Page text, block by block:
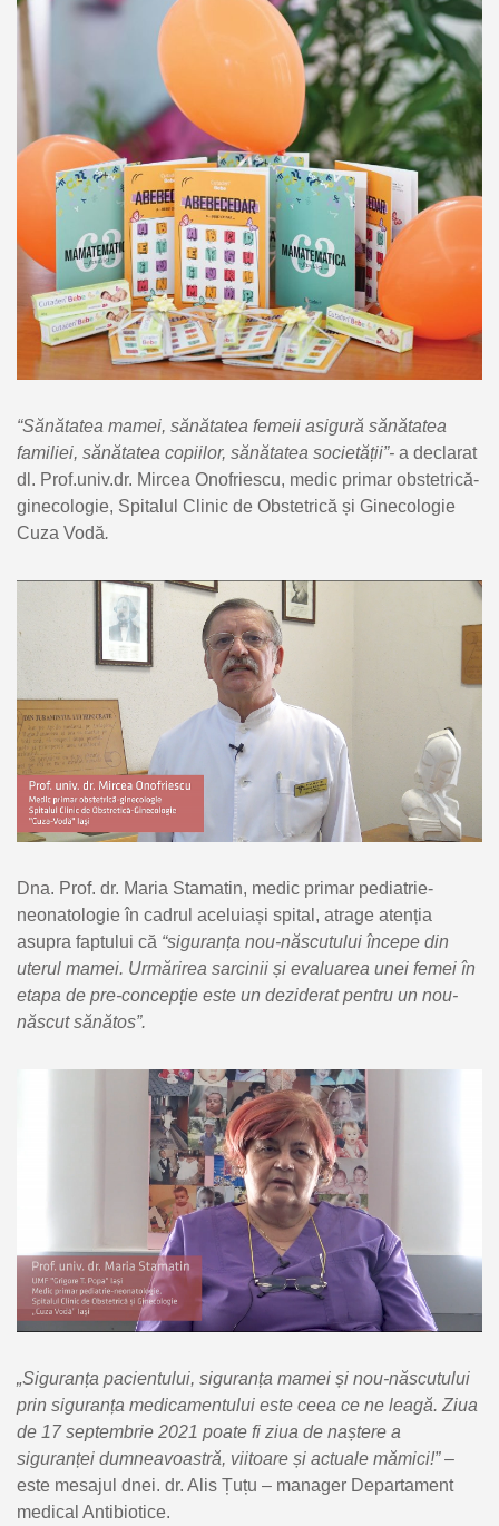
“Sănătatea mamei, sănătatea femeii asigură sănătatea
familiei, sănătatea copiilor, sănătatea societății”- a declarat
dl. Prof.univ.dr. Mircea Onofriescu, medic primar obstetrică-
ginecologie, Spitalul Clinic de Obstetrică și Ginecologie
Cuza Vodă.
Dna. Prof. dr. Maria Stamatin, medic primar pediatrie-
neonatologie în cadrul aceluiași spital, atrage atenția
asupra faptului că “siguranța nou-născutului începe din
uterul mamei. Urmărirea sarcinii și evaluarea unei femei în
etapa de pre-concepție este un deziderat pentru un nou-
născut sănătos”.
„Siguranța pacientului, siguranța mamei și nou-născutului
prin siguranța medicamentului este ceea ce ne leagă. Ziua
de 17 septembrie 2021 poate fi ziua de naștere a
siguranței dumneavoastră, viitoare și actuale mămici!”–
este mesajul dnei. dr. Alis Țuțu – manager Departament
medical Antibiotice.